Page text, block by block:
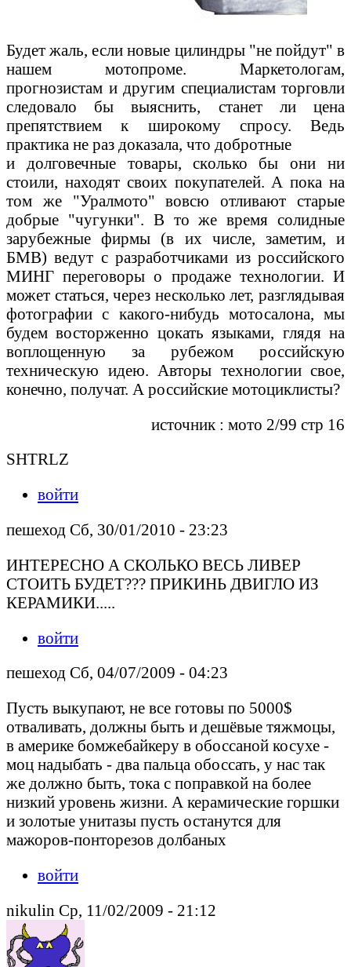
Будет жаль, если новые цилиндры "не пойдут" в
нашем мотопроме. Маркетологам,
прогнозистам и другим специалистам торговли
следовало бы выяснить, станет ли цена
препятствием к широкому спросу. Ведь
практика не раз доказала, что добротные
и долговечные товары, сколько бы они ни
стоили, находят своих покупателей. А пока на
том же "Уралмото" вовсю отливают старые
добрые "чугунки". В то же время солидные
зарубежные фирмы (в их числе, заметим, и
БМВ) ведут с разработчиками из российского
МИНГ переговоры о продаже технологии. И
может статься, через несколько лет, разглядывая
фотографии с какого-нибудь мотосалона, мы
будем восторженно цокать языками, глядя на
воплощенную за рубежом российскую
техническую идею. Авторы технологии свое,
конечно, получат. А российские мотоциклисты?
источник : мото 2/99 стр 16
SHTRLZ
войти
пешеход Сб, 30/01/2010 - 23:23
ИНТЕРЕСНО А СКОЛЬКО ВЕСЬ ЛИВЕР
СТОИТЬ БУДЕТ??? ПРИКИНЬ ДВИГЛО ИЗ
КЕРАМИКИ.....
войти
пешеход Сб, 04/07/2009 - 04:23
Пусть выкупают, не все готовы по 5000$
отваливать, должны быть и дешёвые тяжмоцы,
в америке бомжебайкеру в обоссаной косухе -
моц надыбать - два пальца обоссать, у нас так
же должно быть, тока с поправкой на более
низкий уровень жизни. А керамические горшки
и золотые унитазы пусть останутся для
мажоров-понторезов долбаных
войти
nikulin Ср, 11/02/2009 - 21:12